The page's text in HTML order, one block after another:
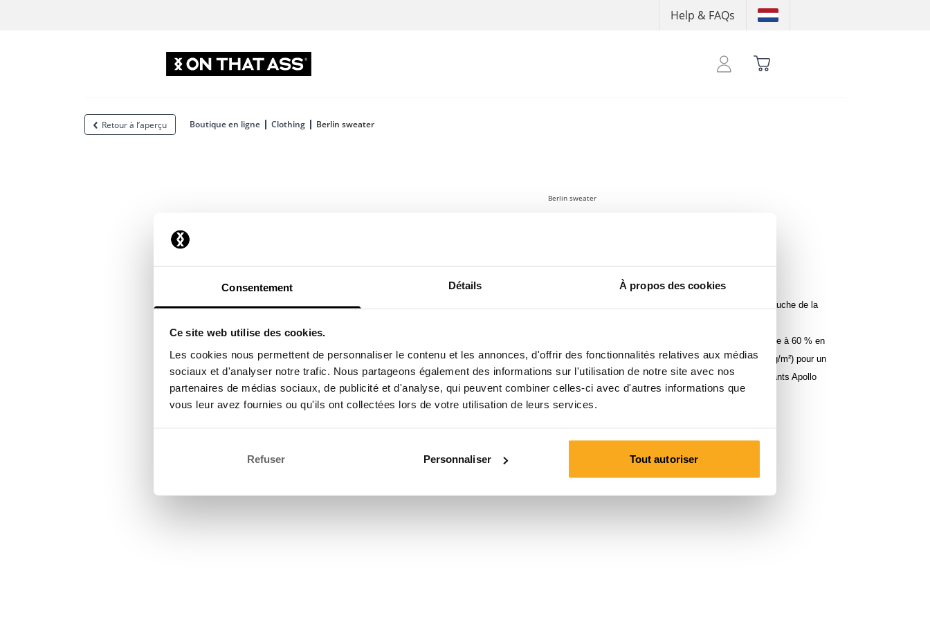
Consentement Détails À propos des cookies
Ce site web utilise des cookies.
Les cookies nous permettent de personnaliser le contenu et les annonces, d'offrir des fonctionnalités relatives aux médias
sociaux et d'analyser notre trafic. Nous partageons également des informations sur l'utilisation de notre site avec nos
partenaires de médias sociaux, de publicité et d'analyse, qui peuvent combiner celles-ci avec d'autres informations que
vous leur avez fournies ou qu'ils ont collectées lors de votre utilisation de leurs services.
Refuser Personnaliser Tout autoriser
Help & FAQs
Retour à l’aperçu Boutique en ligne Clothing Berlin sweater
Berlin sweater
Un sweat-shirt avec le logo ON THAT ASS sur le côté gauche de la
Ce modèle possède une coupe droite et est confectionnée à 60 % en
coton et à 40 % en polyester (dos en tissu-éponge, 300 g/m²) pour un
toucher doux et confortable. Combine-le avec le Sweatpants Apollo
pour un ensemble parfait.
Couleur: